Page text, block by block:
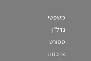
משפטי
נדל"ן
ספורט
צרכנות